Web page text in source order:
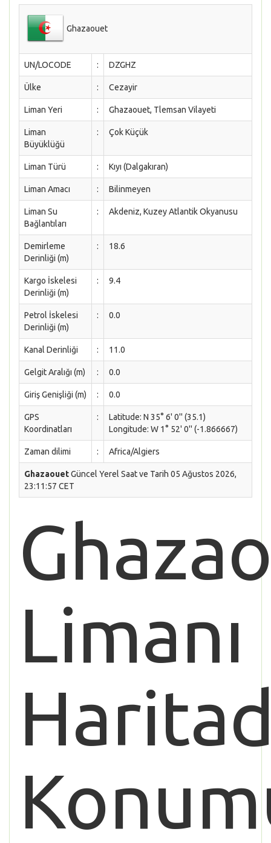
Ghazaouet
UN/LOCODE : DZGHZ
Ülke : Cezayir
Liman Yeri : Ghazaouet, Tlemsan Vilayeti
Liman
Büyüklüğü
: Çok Küçük
Liman Türü : Kıyı (Dalgakıran)
Liman Amacı : Bilinmeyen
Liman Su
Bağlantıları
: Akdeniz, Kuzey Atlantik Okyanusu
Demirleme
Derinliği (m)
: 18.6
Kargo İskelesi
Derinliği (m)
: 9.4
Petrol İskelesi
Derinliği (m)
: 0.0
Kanal Derinliği : 11.0
Gelgit Aralığı (m) : 0.0
Giriş Genişliği (m) : 0.0
GPS
Koordinatları
:
Latitude: N 35° 6' 0'' (35.1)
Longitude: W 1° 52' 0'' (-1.866667)
Zaman dilimi : Africa/Algiers
GhazaouetGüncel Yerel Saat ve Tarih 05 Ağustos 2026,
23:11:57 CET
Limanı